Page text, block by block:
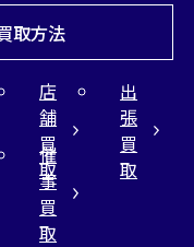
取方法
店
舗
買
取
出
張
買
取
催
事
買
取